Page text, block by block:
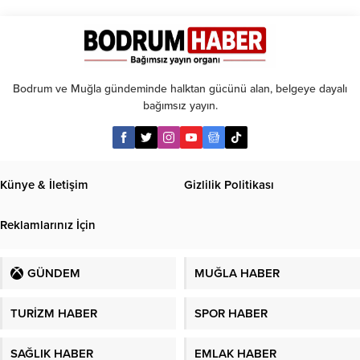
Bodrum ve Muğla gündeminde halktan gücünü alan, belgeye dayalı
bağımsız yayın.
Künye & İletişim Gizlilik Politikası
Reklamlarınız İçin
GÜNDEM MUĞLA HABER
TURİZM HABER SPOR HABER
SAĞLIK HABER EMLAK HABER